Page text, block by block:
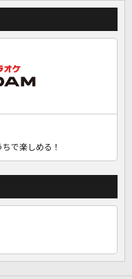
で楽しめる！